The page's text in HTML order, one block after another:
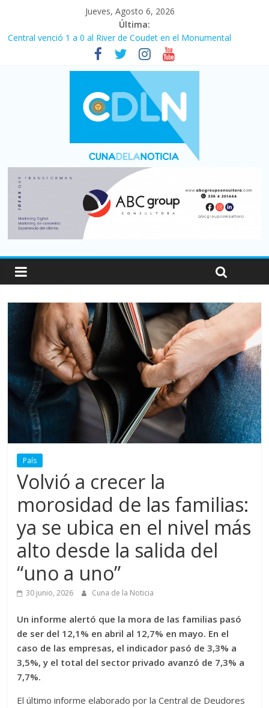
Jueves, Agosto 6, 2026
Última:
Central venció 1 a 0 al River de Coudet en el Monumental
Pullaro mejora sus relaciones con el Gobierno nacional
En un partidazo, Newell’s empató 2 a 2 con Boca en el Coloso
Vacaciones de invierno con más movimiento y consumo
turístico: 4,6 millones de personas viajaron por el país, un 5,9%
Fuerte caída de la venta de autos usados en julio: bajó un 12,6%
País
Volvió a crecer la
morosidad de las familias:
ya se ubica en el nivel más
alto desde la salida del
“uno a uno”
30 junio, 2026 Cuna de la Noticia
Un informe alertó que la mora de las familias pasó
de ser del 12,1% en abril al 12,7% en mayo. En el
caso de las empresas, el indicador pasó de 3,3% a
3,5%, y el total del sector privado avanzó de 7,3% a
7,7%.
El último informe elaborado por la Central de Deudores